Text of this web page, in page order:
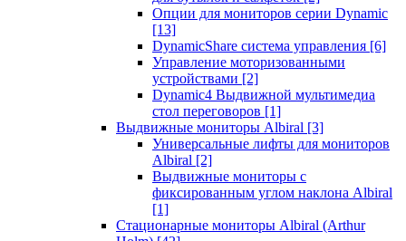
Опции для мониторов серии Dynamic
[13]
DynamicShare система управления [6]
Управление моторизованными
устройствами [2]
Dynamic4 Выдвижной мультимедиа
стол переговоров [1]
Выдвижные мониторы Albiral [3]
Универсальные лифты для мониторов
Albiral [2]
Выдвижные мониторы с
фиксированным углом наклона Albiral
[1]
Стационарные мониторы Albiral (Arthur